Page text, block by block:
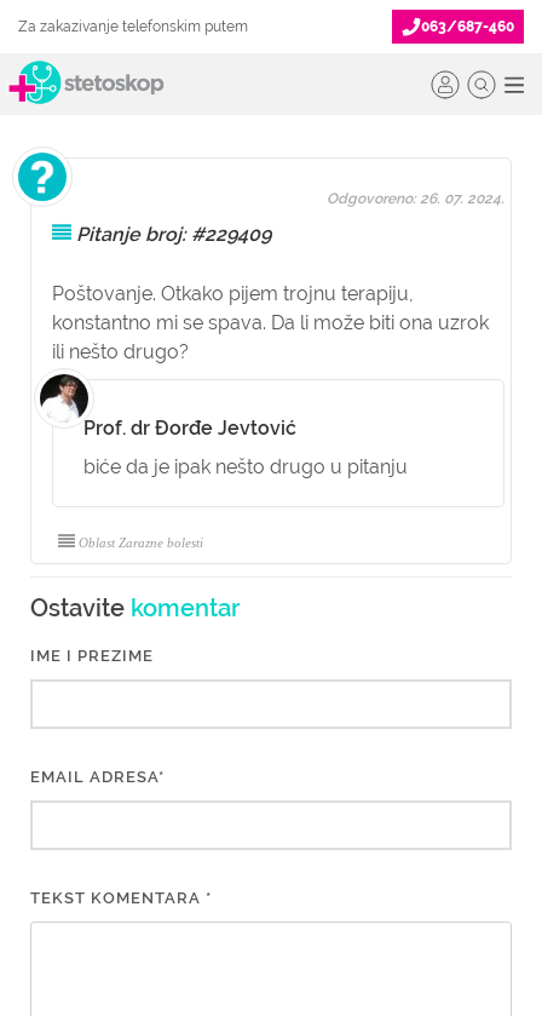
Za zakazivanje telefonskim putem 063/687-460
Pitanje broj: #229409
Poštovanje. Otkako pijem trojnu terapiju,
konstantno mi se spava. Da li može biti ona uzrok
ili nešto drugo?
Odgovoreno: 26. 07. 2024.
Prof. dr Đorđe Jevtović
biće da je ipak nešto drugo u pitanju
Oblast Zarazne bolesti
Ostavite komentar
IME I PREZIME
EMAIL ADRESA*
TEKST KOMENTARA *